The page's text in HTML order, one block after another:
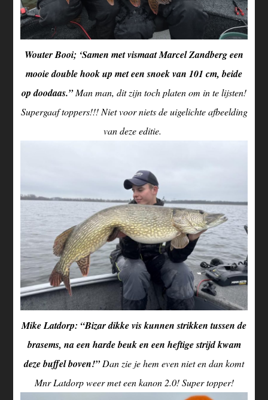
Wouter Booi; ‘Samen met vismaat Marcel Zandberg een
mooie double hook up met een snoek van 101 cm, beide
op doodaas.”Man man, dit zijn toch platen om in te lijsten!
Supergaaf toppers!!! Niet voor niets de uigelichte afbeelding
van deze editie.
Mike Latdorp: “Bizar dikke vis kunnen strikken tussen de
brasems, na een harde beuk en een heftige strijd kwam
deze buffel boven!”Dan zie je hem even niet en dan komt
Mnr Latdorp weer met een kanon 2.0! Super topper!